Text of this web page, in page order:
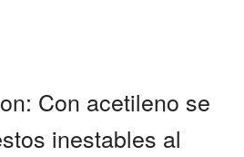
Con acetileno se
inestables al